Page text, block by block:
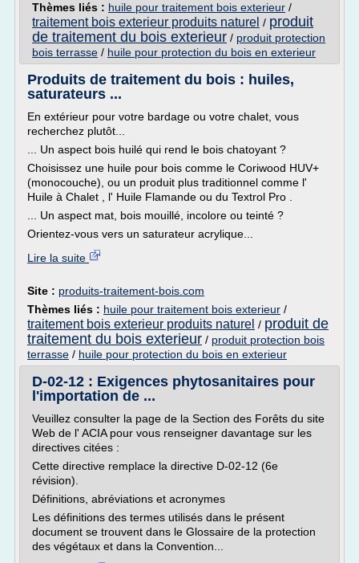
Thèmes liés : huile pour traitement bois exterieur /
traitement bois exterieur produits naturel / produit
de traitement du bois exterieur / produit protection
bois terrasse / huile pour protection du bois en exterieur
Produits de traitement du bois : huiles,
saturateurs ...
En extérieur pour votre bardage ou votre chalet, vous
recherchez plutôt...
... Un aspect bois huilé qui rend le bois chatoyant ?
Choisissez une huile pour bois comme le Coriwood HUV+
(monocouche), ou un produit plus traditionnel comme l'
Huile à Chalet , l' Huile Flamande ou du Textrol Pro .
... Un aspect mat, bois mouillé, incolore ou teinté ?
Orientez-vous vers un saturateur acrylique...
Lire la suite
Site : produits-traitement-bois.com
Thèmes liés : huile pour traitement bois exterieur /
traitement bois exterieur produits naturel / produit de
traitement du bois exterieur / produit protection bois
terrasse / huile pour protection du bois en exterieur
D-02-12 : Exigences phytosanitaires pour
l'importation de ...
Veuillez consulter la page de la Section des Forêts du site
Web de l' ACIA pour vous renseigner davantage sur les
directives citées :
Cette directive remplace la directive D-02-12 (6e
révision).
Définitions, abréviations et acronymes
Les définitions des termes utilisés dans le présent
document se trouvent dans le Glossaire de la protection
des végétaux et dans la Convention...